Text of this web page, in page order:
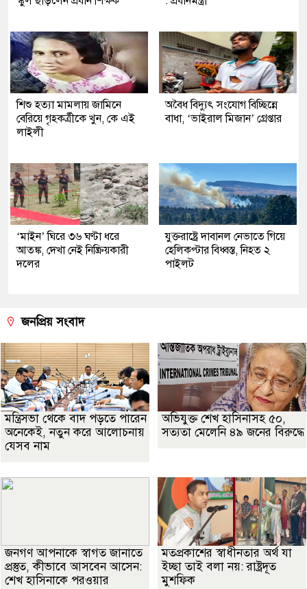
শিশু হত্যা মামলায় জামিনে
বেরিয়ে গৃহকর্ত্রীকে খুন, কে এই
লাইলী
অবৈধ বিদ্যুৎ সংযোগ বিচ্ছিন্নে
বাধা, ‘ভাইরাল মিজান’ গ্রেপ্তার
‘মাইন’ ঘিরে ৩৬ ঘণ্টা ধরে
আতঙ্ক, দেখা নেই নিষ্ক্রিয়কারী
দলের
যুক্তরাষ্ট্রে দাবানল নেভাতে গিয়ে
হেলিকপ্টার বিধ্বস্ত, নিহত ২
পাইলট
জনপ্রিয় সংবাদ
মন্ত্রিসভা থেকে বাদ পড়তে পারেন
অনেকেই, নতুন করে আলোচনায়
যেসব নাম
অভিযুক্ত শেখ হাসিনাসহ ৫০,
সত্যতা মেলেনি ৪৯ জনের বিরুদ্ধে
জনগণ আপনাকে স্বাগত জানাতে
প্রস্তুত, কীভাবে আসবেন আসেন:
শেখ হাসিনাকে পরওয়ার
মতপ্রকাশের স্বাধীনতার অর্থ যা
ইচ্ছা তাই বলা নয়: রাষ্ট্রদূত
মুশফিক